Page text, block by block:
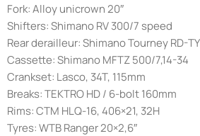
Fork: Alloy unicrown 20″
Shifters: Shimano RV 300/7 speed
Rear derailleur: Shimano Tourney RD-
Cassette: Shimano MFTZ 500/7,14-34
Crankset: Lasco, 34T, 115mm
Breaks: TEKTRO HD / 6-bolt 160mm
Rims: CTM HLQ-16, 406×21, 32H
Tyres: WTB Ranger 20×2,6″